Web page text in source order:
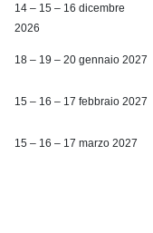
14 – 15 – 16 dicembre
2026
18 – 19 – 20 gennaio 2027
15 – 16 – 17 febbraio 2027
15 – 16 – 17 marzo 2027